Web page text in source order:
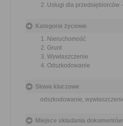
Usługi dla
Kategorie życiowe
Nieruchomość
Grunt
Wywłaszczenie
Odszkodowanie
Słowa kluczowe
odszkodowanie,
Miejsce składania dokumentów